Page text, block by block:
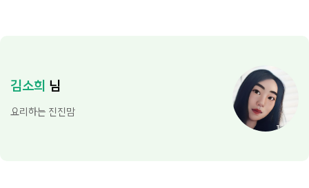
김소희 님
요리하는 진진맘